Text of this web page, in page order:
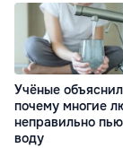
Учёные
почему многие
неправильно
воду